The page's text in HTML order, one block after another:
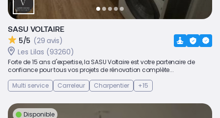
SASU VOLTAIRE
5/5 (29 avis)
Les Lilas (93260)
Forte de 15 ans d'expertise, la SASU Voltaire est votre partenaire de
confiance pour tous vos projets de rénovation complète...
Multi service
Carreleur Charpentier +15
Disponible